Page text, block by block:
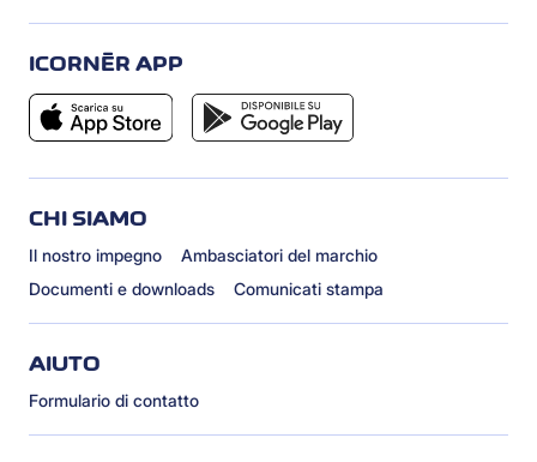
ICORNÈR APP
CHI SIAMO
Il nostro impegno
Ambasciatori del marchio
Documenti e downloads
Comunicati stampa
AIUTO
Formulario di contatto